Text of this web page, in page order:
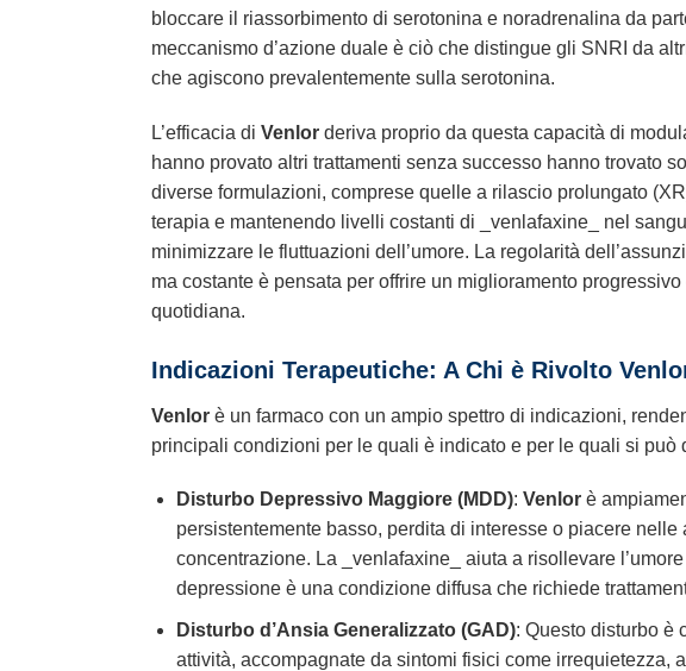
bloccare il riassorbimento di serotonina e noradrenalina da
meccanismo d’azione duale è ciò che distingue gli SNRI da
che agiscono prevalentemente sulla serotonina.
L’efficacia di Venlor deriva proprio da questa capacità di
hanno provato altri trattamenti senza successo hanno trovato
diverse formulazioni, comprese quelle a rilascio prolungato
terapia e mantenendo livelli costanti di _venlafaxine_ nel
minimizzare le fluttuazioni dell’umore. La regolarità
ma costante è pensata per offrire un miglioramento
quotidiana.
Indicazioni Terapeutiche: A Chi è Rivolto
Venlor è un farmaco con un ampio spettro di indicazioni,
principali condizioni per le quali è indicato e per le quali si può
Disturbo Depressivo Maggiore (MDD): Venlorè
persistentemente basso, perdita di interesse o piacere
concentrazione. La _venlafaxine_ aiuta a risollevare
depressione è una condizione diffusa che richiede
Disturbo d’Ansia Generalizzato (GAD): Questo disturbo è
attività, accompagnate da sintomi fisici come irrequietezza,